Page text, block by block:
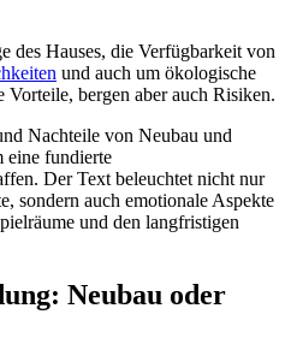
des Hauses, die Verfügbarkeit von
und auch um ökologische
Vorteile, bergen aber auch Risiken.
Nachteile von Neubau und
eine fundierte
Der Text beleuchtet nicht nur
sondern auch emotionale Aspekte
und den langfristigen
Neubau oder